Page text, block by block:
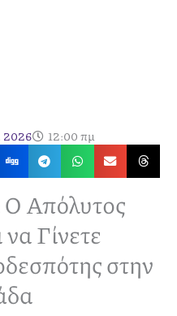
2026 12:00 πμ
Απόλυτος
Γίνετε
στην